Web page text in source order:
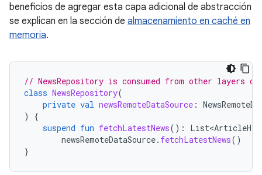
beneficios de agregar esta capa adicional de abstracción
se explican en la sección de almacenamiento en caché en
memoria.
// NewsRepository is consumed from other layers
class NewsRepository(
private val newsRemoteDataSource :
)
{
suspend fun fetchLatestNews():
newsRemoteDataSource. fetchLatestNews()
}